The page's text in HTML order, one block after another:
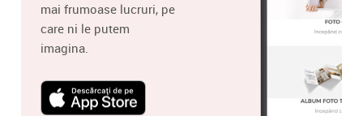
mai frumoase lucruri, pe
care ni le putem
imagina.